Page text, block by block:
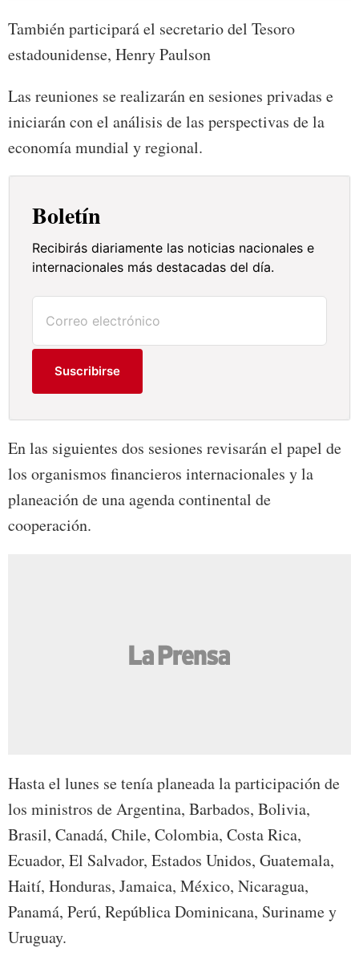
También participará el secretario del Tesoro
estadounidense, Henry Paulson
Las reuniones se realizarán en sesiones privadas e
iniciarán con el análisis de las perspectivas de la
economía mundial y regional.
Boletín
Recibirás diariamente las noticias nacionales e
internacionales más destacadas del día.
Suscribirse
En las siguientes dos sesiones revisarán el papel de
los organismos financieros internacionales y la
planeación de una agenda continental de
cooperación.
Hasta el lunes se tenía planeada la participación de
los ministros de Argentina, Barbados, Bolivia,
Brasil, Canadá, Chile, Colombia, Costa Rica,
Ecuador, El Salvador, Estados Unidos, Guatemala,
Haití, Honduras, Jamaica, México, Nicaragua,
Panamá, Perú, República Dominicana, Suriname y
Uruguay.